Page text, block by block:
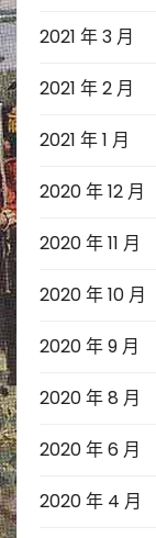
2021 年 3 月
2021 年 2 月
2021 年 1 月
2020 年 12 月
2020 年 11 月
2020 年 10 月
2020 年 9 月
2020 年 8 月
2020 年 6 月
2020 年 4 月